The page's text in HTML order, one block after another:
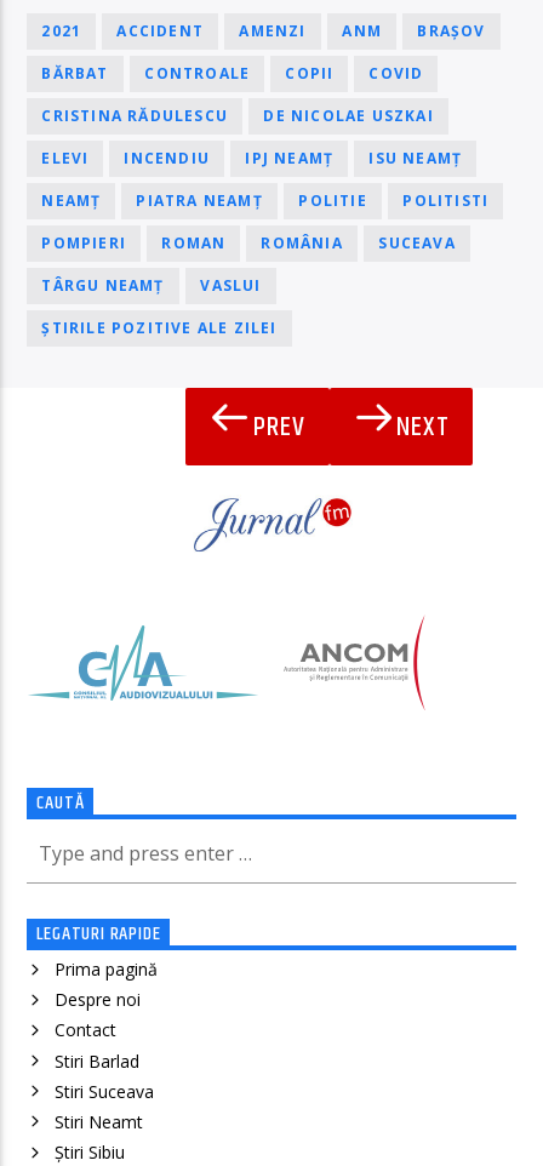
2021 ACCIDENT AMENZI ANM BRAȘOV
BĂRBAT CONTROALE COPII COVID
CRISTINA RĂDULESCU DE NICOLAE USZKAI
ELEVI INCENDIU IPJ NEAMȚ ISU NEAMȚ
NEAMȚ PIATRA NEAMȚ POLITIE POLITISTI
POMPIERI ROMAN ROMÂNIA SUCEAVA
TÂRGU NEAMȚ VASLUI
ȘTIRILE POZITIVE ALE ZILEI
PREV NEXT
CAUTĂ
LEGATURI RAPIDE
Prima pagină
Despre noi
Contact
Stiri Barlad
Stiri Suceava
Stiri Neamt
Știri Sibiu